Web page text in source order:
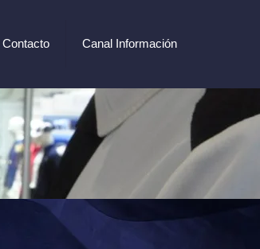
Contacto Canal Información